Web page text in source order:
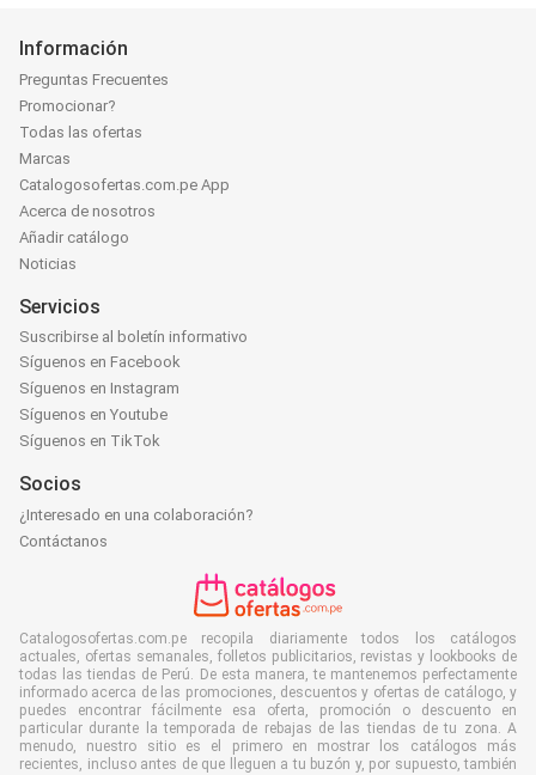
Información
Preguntas Frecuentes
Promocionar?
Todas las ofertas
Marcas
Catalogosofertas.com.pe App
Acerca de nosotros
Añadir catálogo
Noticias
Servicios
Suscribirse al boletín informativo
Síguenos en Facebook
Síguenos en Instagram
Síguenos en Youtube
Síguenos en TikTok
Socios
¿Interesado en una colaboración?
Contáctanos
Catalogosofertas.com.pe recopila diariamente todos los catálogos
actuales, ofertas semanales, folletos publicitarios, revistas y lookbooks de
todas las tiendas de Perú. De esta manera, te mantenemos perfectamente
informado acerca de las promociones, descuentos y ofertas de catálogo, y
puedes encontrar fácilmente esa oferta, promoción o descuento en
particular durante la temporada de rebajas de las tiendas de tu zona. A
menudo, nuestro sitio es el primero en mostrar los catálogos más
recientes, incluso antes de que lleguen a tu buzón y, por supuesto, también